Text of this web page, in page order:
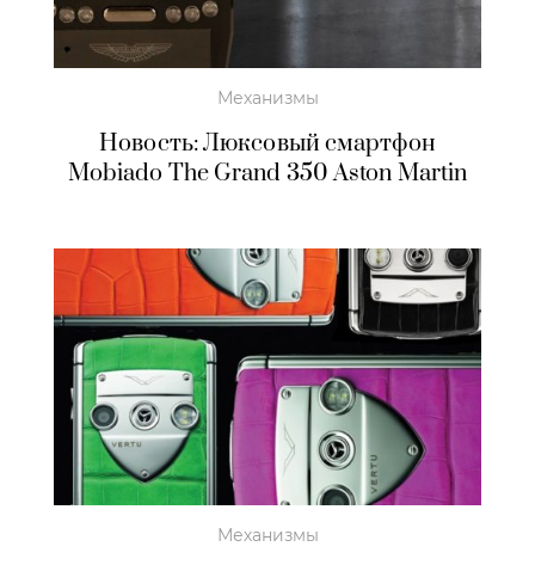
Механизмы
Новость: Люксовый смартфон
Mobiado The Grand 350 Aston Martin
Механизмы